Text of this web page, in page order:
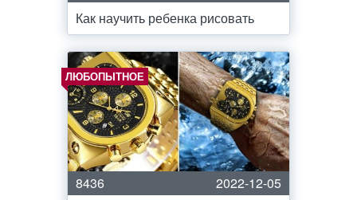
Как научить ребенка рисовать
ЛЮБОПЫТНОЕ
8436
2022-12-05